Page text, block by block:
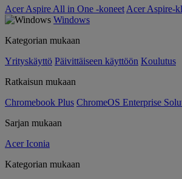
Acer Aspire All in One -koneet Acer Aspire-
Windows
Kategorian mukaan
Yrityskäyttö Päivittäiseen käyttöön Koulutus
Ratkaisun mukaan
Chromebook Plus ChromeOS Enterprise
Sarjan mukaan
Acer Iconia
Kategorian mukaan